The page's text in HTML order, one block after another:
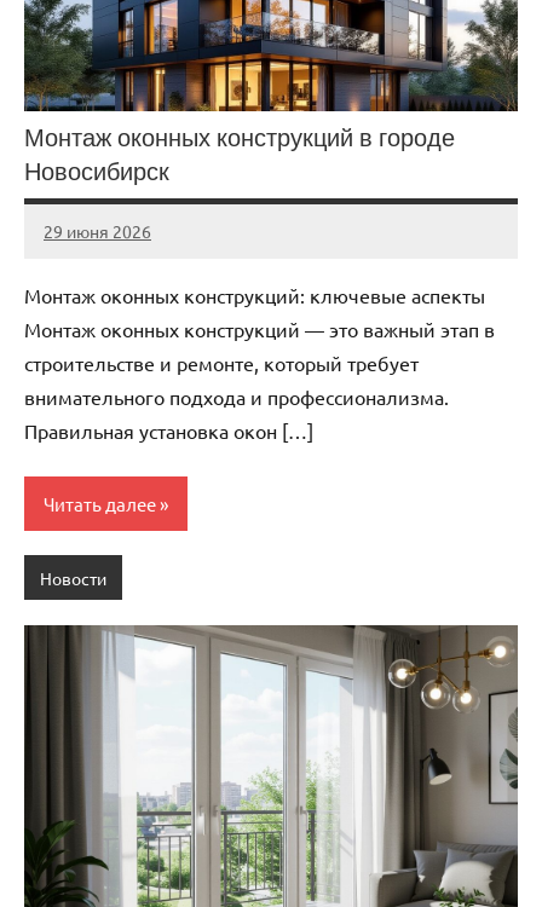
Монтаж оконных конструкций в городе
Новосибирск
29 июня 2026
Avtor
Нет
Монтаж оконных конструкций: ключевые аспекты
Монтаж оконных конструкций — это важный этап в
строительстве и ремонте, который требует
внимательного подхода и профессионализма.
Правильная установка окон […]
Читать далее
Новости